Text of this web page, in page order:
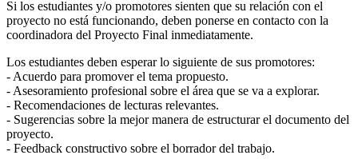
Si los estudiantes y/o promotores sienten que su relación con el
proyecto no está funcionando, deben ponerse en contacto con la
coordinadora del Proyecto Final inmediatamente.
Los estudiantes deben esperar lo siguiente de sus promotores:
- Acuerdo para promover el tema propuesto.
- Asesoramiento profesional sobre el área que se va a explorar.
- Recomendaciones de lecturas relevantes.
- Sugerencias sobre la mejor manera de estructurar el documento del
proyecto.
- Feedback constructivo sobre el borrador del trabajo.